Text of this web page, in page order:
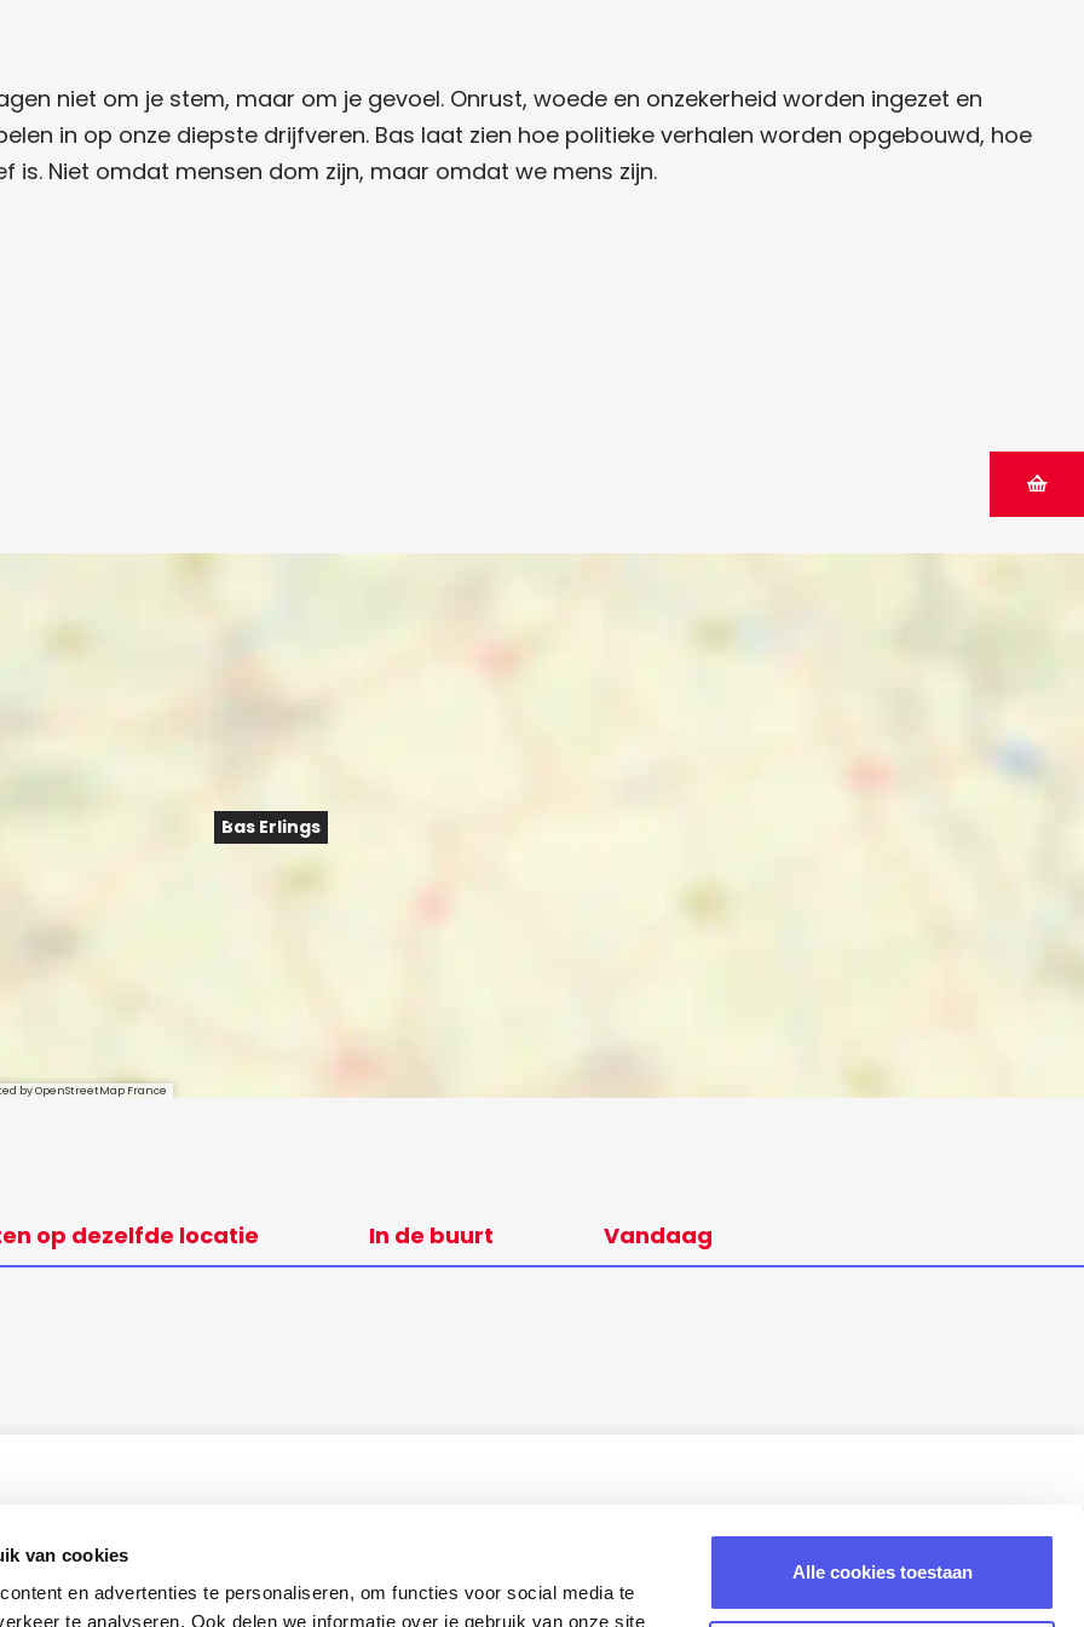
van cookies
en advertenties te personaliseren, om functies voor social media te
te analyseren. Ook delen we informatie over je gebruik van onze site
Alle cookies toestaan
niet om je stem, maar om je gevoel. Onrust, woede en onzekerheid worden ingezet en
in op onze diepste drijfveren. Bas laat zien hoe politieke verhalen worden opgebouwd, hoe
Niet omdat mensen dom zijn, maar omdat we mens zijn.
Bas Erlings
by OpenStreetMap France
op dezelfde locatie In de buurt Vandaag